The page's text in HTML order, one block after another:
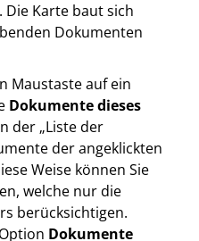
Karte baut sich
Dokumenten
Maustaste auf ein
Dokumente dieses
der „Liste der
der angeklickten
Weise können Sie
welche nur die
berücksichtigen.
Dokumente